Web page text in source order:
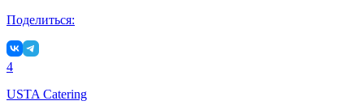
Поделиться:
4
USTA Catering